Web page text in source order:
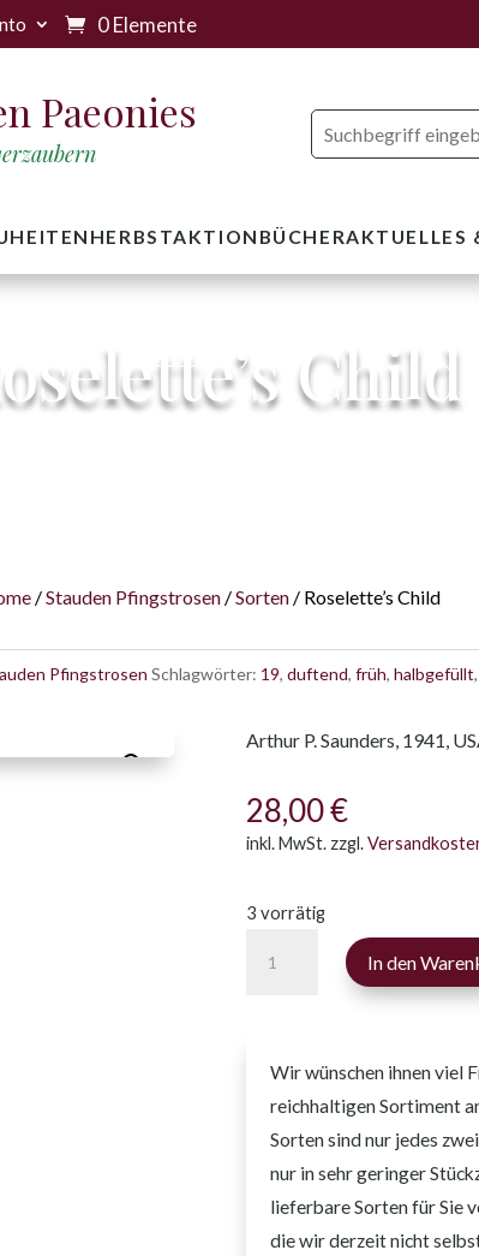
0 Elemente
Paeonies
HERBSTAKTION BÜCHERAKTUELLES
Child
/Stauden Pfingstrosen /Sorten / Roselette’s Child
Pfingstrosen Schlagwörter: 19, duftend, früh, halbgefüllt
Arthur P. Saunders, 1941,
28,00€
inkl. MwSt. zzgl.
3 vorrätig
In den
Wir wünschen ihnen viel
reichhaltigen Sortiment
Sorten sind nur jedes
nur in sehr geringer
lieferbare Sorten für Sie
die wir derzeit nicht